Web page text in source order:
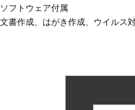
ソフトウェア付属
文書作成、はがき作成、ウイルス